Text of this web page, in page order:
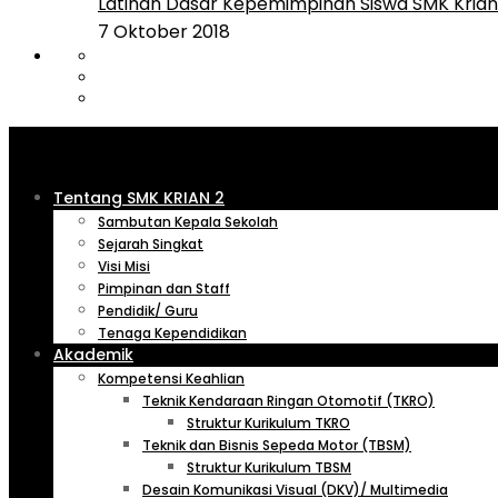
7 Oktober 2018
Tentang SMK KRIAN 2
Sambutan Kepala Sekolah
Sejarah Singkat
Visi Misi
Pimpinan dan Staff
Pendidik/ Guru
Tenaga Kependidikan
Akademik
Kompetensi Keahlian
Teknik Kendaraan Ringan Otomotif (TKRO)
Struktur Kurikulum TKRO
Teknik dan Bisnis Sepeda Motor (TBSM)
Struktur Kurikulum TBSM
Desain Komunikasi Visual (DKV)/ Multimedia